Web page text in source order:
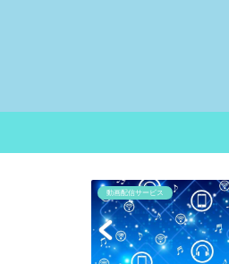
動画配信サービス